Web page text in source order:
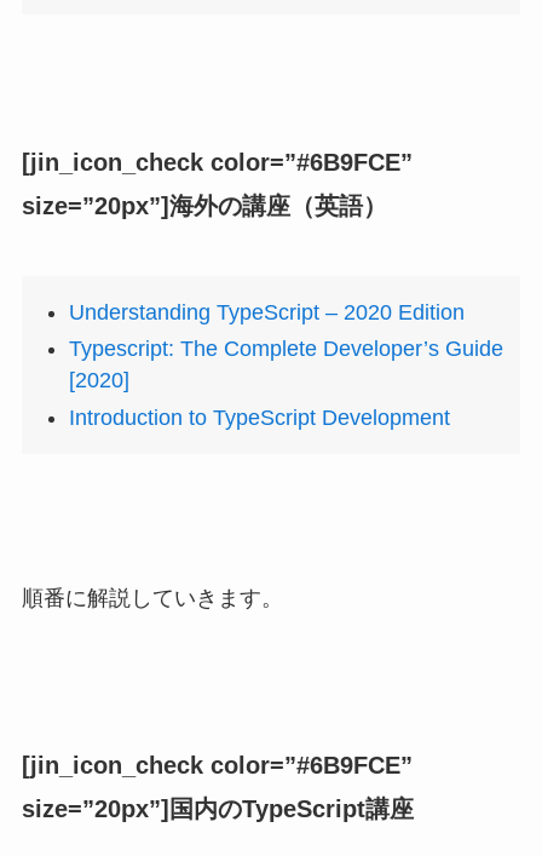
[jin_icon_check color=”#6B9FCE”
size=”20px”]海外の講座（英語）
Understanding TypeScript – 2020 Edition
Typescript: The Complete Developer’s Guide
[2020]
Introduction to TypeScript Development
順番に解説していきます。
[jin_icon_check color=”#6B9FCE”
size=”20px”]国内のTypeScript講座